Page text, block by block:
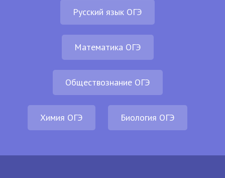
Русский язык ОГЭ
Математика ОГЭ
Обществознание ОГЭ
Химия ОГЭ Биология ОГЭ